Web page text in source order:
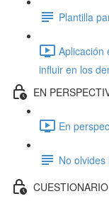
Plantilla
Aplicación
influir en los
EN
En
No